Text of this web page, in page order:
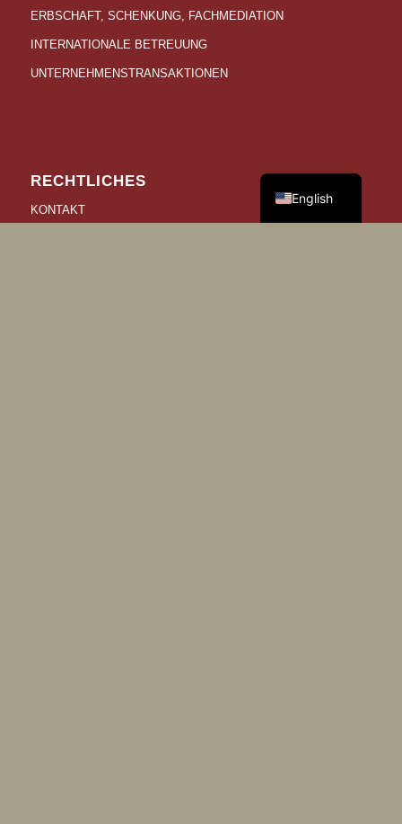
ERBSCHAFT, SCHENKUNG, FACHMEDIATION
INTERNATIONALE BETREUUNG
UNTERNEHMENSTRANSAKTIONEN
RECHTLICHES
KONTAKT
English